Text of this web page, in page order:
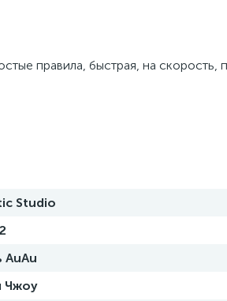
правила, быстрая, на скорость,
Studio
AuAu
Чжоу